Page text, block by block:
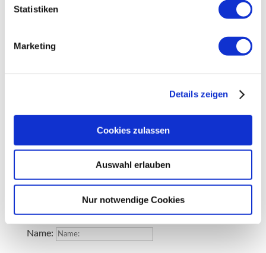
Statistiken
Marketing
Details zeigen
Cookies zulassen
Auswahl erlauben
Nur notwendige Cookies
„Das Design gibt uns eine
emotionale Heimat.“
Lass uns was tun, was des
merkens würdig ist
SAG HALLO!
Name: